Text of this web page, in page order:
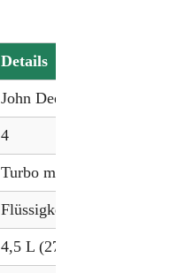
Details
John Deere
4
Turbo mit Ladeluftkühlung
Flüssigkeitsgekühlt
4,5 L (276,1 in³)